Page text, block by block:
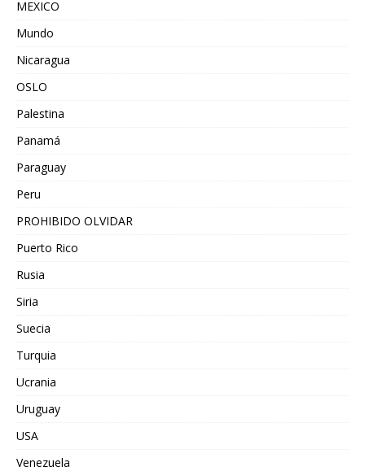
MEXICO
Mundo
Nicaragua
OSLO
Palestina
Panamá
Paraguay
Peru
PROHIBIDO OLVIDAR
Puerto Rico
Rusia
Siria
Suecia
Turquia
Ucrania
Uruguay
USA
Venezuela